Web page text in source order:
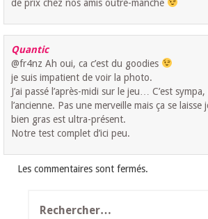
de prix chez nos amis outre-manche
Quantic
@fr4nz Ah oui, ca c’est du goodies
je suis impatient de voir la photo.
J’ai passé l’après-midi sur le jeu… C’est
l’ancienne. Pas une merveille mais ça se laisse
bien gras est ultra-présent.
Notre test complet d’ici peu.
Les commentaires sont fermés.